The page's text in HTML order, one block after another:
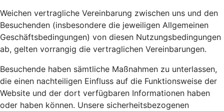
Weichen vertragliche Vereinbarung zwischen uns und den
Besuchenden (insbesondere die jeweiligen Allgemeinen
Geschäftsbedingungen) von diesen Nutzungsbedingungen
ab, gelten vorrangig die vertraglichen Vereinbarungen.
Besuchende haben sämtliche Maßnahmen zu unterlassen,
die einen nachteiligen Einfluss auf die Funktionsweise der
Website und der dort verfügbaren Informationen haben
oder haben können. Unsere sicherheitsbezogenen